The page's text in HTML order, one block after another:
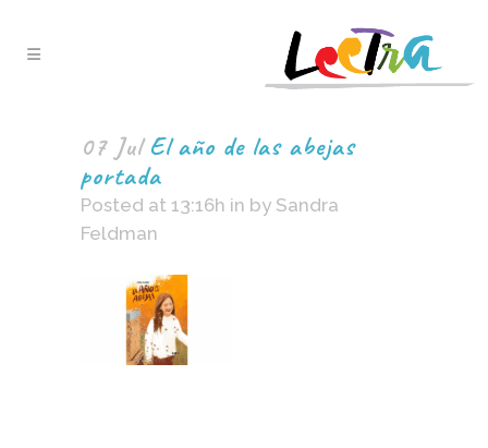
07 JulEl año de las abejas
portada
Posted at 13:16h in by Sandra
Feldman